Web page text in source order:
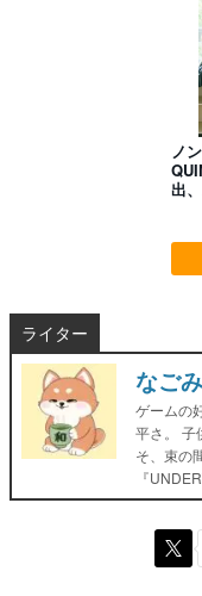
ノ
出
ライター
なごみ
ゲームの
平さ。 子
そ、束の
『